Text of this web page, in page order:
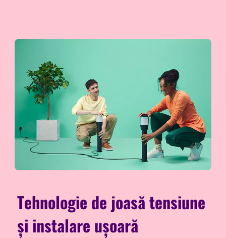
Tehnologie de joasă tensiune
și instalare ușoară